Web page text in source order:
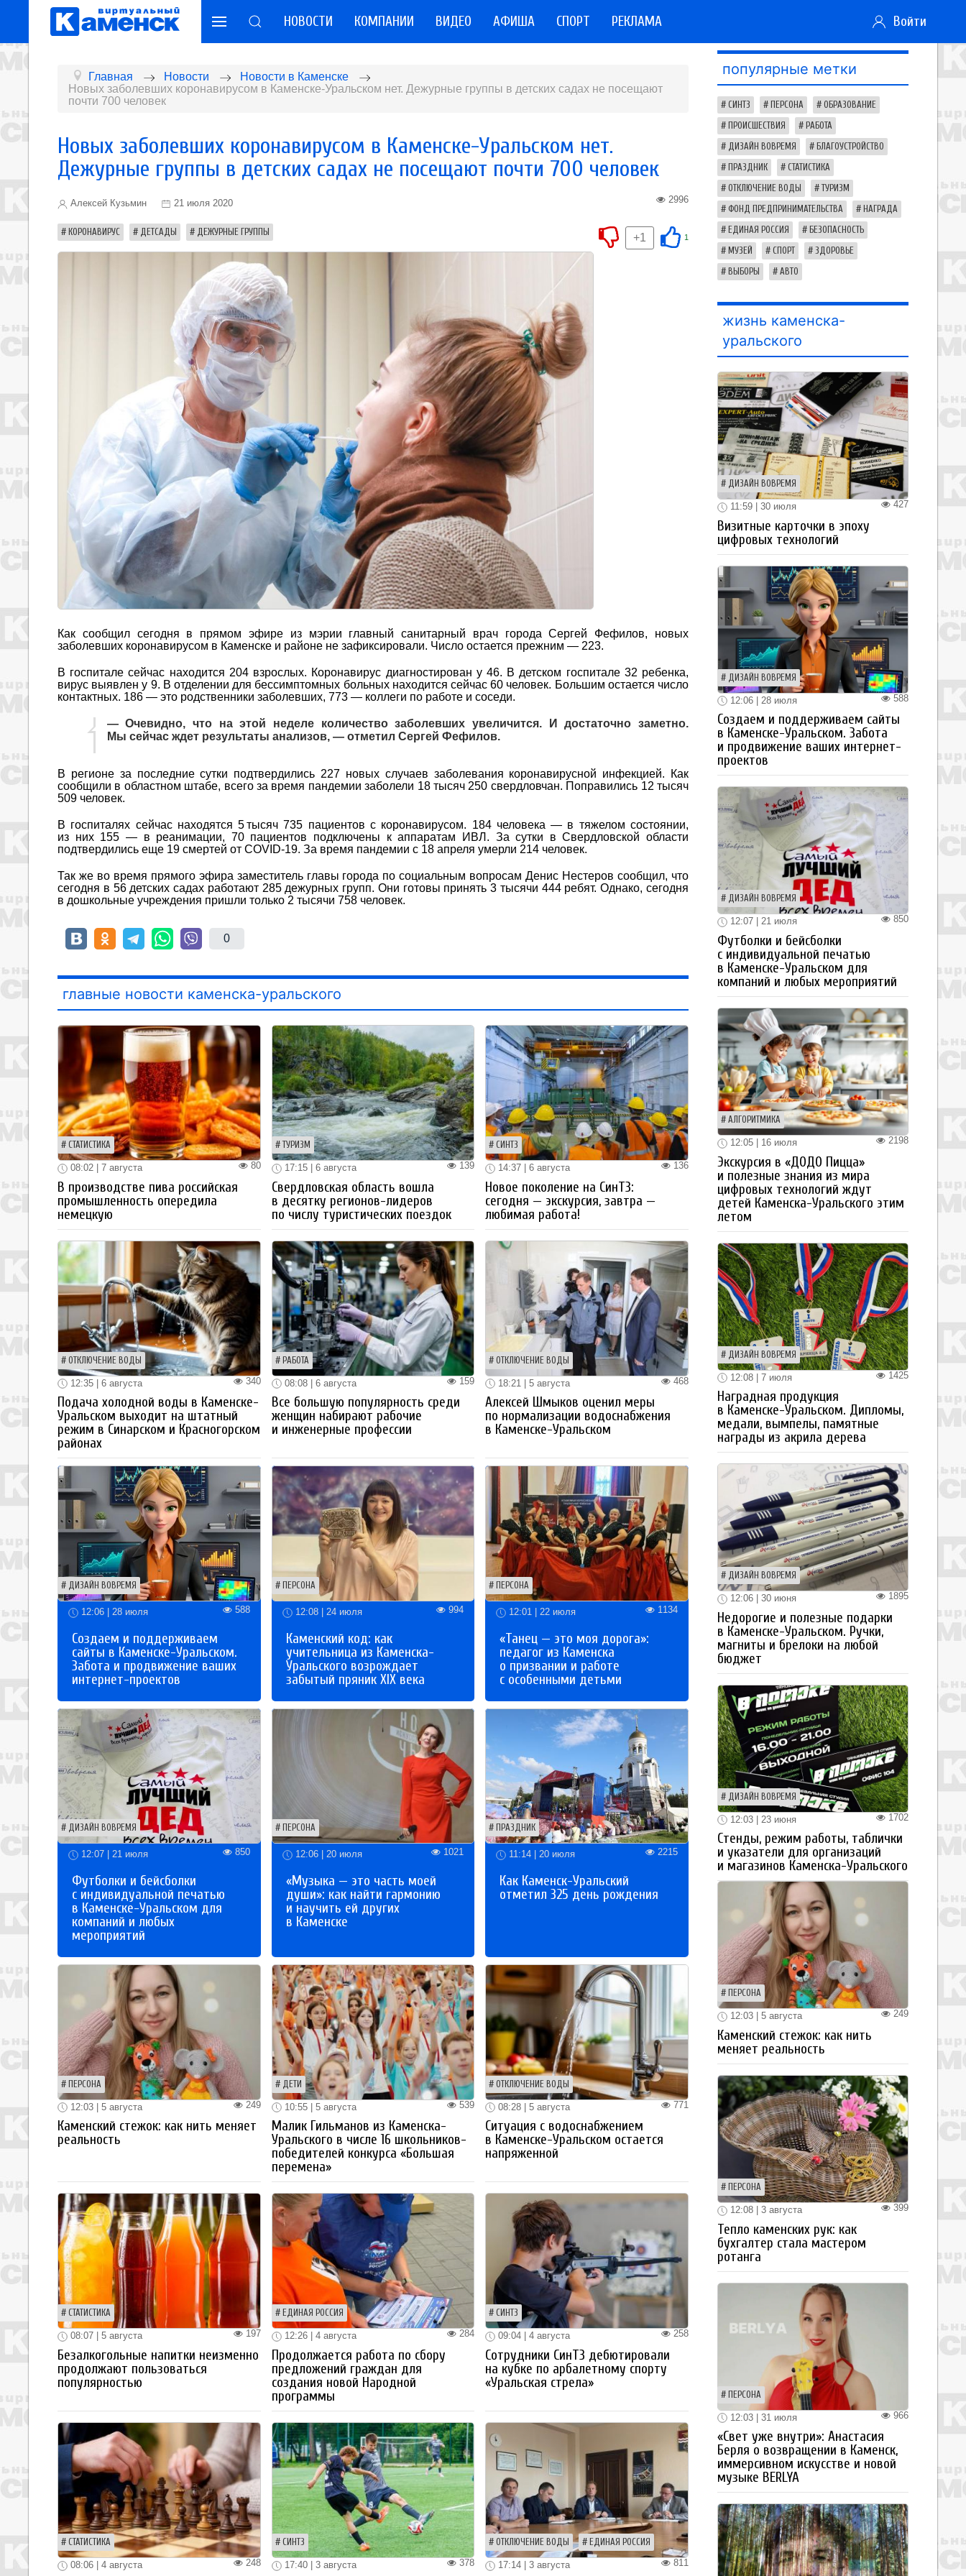
НОВОСТИ КОМПАНИИ ВИДЕО АФИША СПОРТ РЕКЛАМА Войти
Главная Новости
Новости в Каменске
Новых заболевших коронавирусом в Каменске-Уральском нет. Дежурные группы в детских садах не посещают
почти 700 человек
Новых заболевших коронавирусом в Каменске-Уральском нет.
Дежурные группы в детских садах не посещают почти 700 человек
Алексей Кузьмин 21 июля 2020 2996
КОРОНАВИРУС ДЕТСАДЫ ДЕЖУРНЫЕ ГРУППЫ 1
+1
Как сообщил сегодня в прямом эфире из мэрии главный санитарный врач города Сергей Фефилов, новых
заболевших коронавирусом в Каменске и районе не зафиксировали. Число остается прежним — 223.
В госпитале сейчас находится 204 взрослых. Коронавирус диагностирован у 46. В детском госпитале 32 ребенка,
вирус выявлен у 9. В отделении для бессимптомных больных находится сейчас 60 человек. Большим остается число
контактных. 186 — это родственники заболевших, 773 — коллеги по работе и соседи.
— Очевидно, что на этой неделе количество заболевших увеличится. И достаточно заметно.
Мы сейчас ждет результаты анализов, — отметил Сергей Фефилов.
В регионе за последние сутки подтвердились 227 новых случаев заболевания коронавирусной инфекцией. Как
сообщили в областном штабе, всего за время пандемии заболели 18 тысяч 250 свердловчан. Поправились 12 тысяч
509 человек.
В госпиталях сейчас находятся 5 тысяч 735 пациентов с коронавирусом. 184 человека — в тяжелом состоянии,
из них 155 — в реанимации, 70 пациентов подключены к аппаратам ИВЛ. За сутки в Свердловской области
подтвердились еще 19 смертей от COVID-19. За время пандемии с 18 апреля умерли 214 человек.
Так же во время прямого эфира заместитель главы города по социальным вопросам Денис Нестеров сообщил, что
сегодня в 56 детских садах работают 285 дежурных групп. Они готовы принять 3 тысячи 444 ребят. Однако, сегодня
в дошкольные учреждения пришли только 2 тысячи 758 человек.
0
главные новости каменска-уральского
СТАТИСТИКА
80
08:02 | 7 августа
В производстве пива российская
промышленность опередила
немецкую
ТУРИЗМ
139
17:15 | 6 августа
Свердловская область вошла
в десятку регионов-лидеров
по числу туристических поездок
СИНТЗ
136
14:37 | 6 августа
Новое поколение на СинТЗ:
сегодня — экскурсия, завтра —
любимая работа!
ОТКЛЮЧЕНИЕ ВОДЫ
340
12:35 | 6 августа
Подача холодной воды в Каменске-
Уральском выходит на штатный
режим в Синарском и Красногорском
районах
РАБОТА
159
08:08 | 6 августа
Все большую популярность среди
женщин набирают рабочие
и инженерные профессии
ОТКЛЮЧЕНИЕ ВОДЫ
468
18:21 | 5 августа
Алексей Шмыков оценил меры
по нормализации водоснабжения
в Каменске-Уральском
ДИЗАЙН ВОВРЕМЯ
12:06 | 28 июля 588
Создаем и поддерживаем
сайты в Каменске-Уральском.
Забота и продвижение ваших
интернет-проектов
ПЕРСОНА
12:08 | 24 июля 994
Каменский код: как
учительница из Каменска-
Уральского возрождает
забытый пряник XIX века
ПЕРСОНА
12:01 | 22 июля 1134
«Танец — это моя дорога»:
педагог из Каменска
о призвании и работе
с особенными детьми
ДИЗАЙН ВОВРЕМЯ
12:07 | 21 июля 850
Футболки и бейсболки
с индивидуальной печатью
в Каменске-Уральском для
компаний и любых
мероприятий
ПЕРСОНА
12:06 | 20 июля 1021
«Музыка — это часть моей
души»: как найти гармонию
и научить ей других
в Каменске
ПРАЗДНИК
11:14 | 20 июля 2215
Как Каменск-Уральский
отметил 325 день рождения
ПЕРСОНА
249
12:03 | 5 августа
Каменский стежок: как нить меняет
реальность
ДЕТИ
539
10:55 | 5 августа
Малик Гильманов из Каменска-
Уральского в числе 16 школьников-
победителей конкурса «Большая
перемена»
ОТКЛЮЧЕНИЕ ВОДЫ
771
08:28 | 5 августа
Ситуация с водоснабжением
в Каменске-Уральском остается
напряженной
СТАТИСТИКА
197
08:07 | 5 августа
Безалкогольные напитки неизменно
продолжают пользоваться
популярностью
ЕДИНАЯ РОССИЯ
284
12:26 | 4 августа
Продолжается работа по сбору
предложений граждан для
создания новой Народной
программы
СИНТЗ
258
09:04 | 4 августа
Сотрудники СинТЗ дебютировали
на кубке по арбалетному спорту
«Уральская стрела»
СТАТИСТИКА
248
08:06 | 4 августа
СИНТЗ
378
17:40 | 3 августа
ОТКЛЮЧЕНИЕ ВОДЫ ЕДИНАЯ РОССИЯ
811
17:14 | 3 августа
популярные метки
СИНТЗ ПЕРСОНА ОБРАЗОВАНИЕ
ПРОИСШЕСТВИЯ РАБОТА
ДИЗАЙН ВОВРЕМЯ БЛАГОУСТРОЙСТВО
ПРАЗДНИК СТАТИСТИКА
ОТКЛЮЧЕНИЕ ВОДЫ ТУРИЗМ
ФОНД ПРЕДПРИНИМАТЕЛЬСТВА НАГРАДА
ЕДИНАЯ РОССИЯ БЕЗОПАСНОСТЬ
МУЗЕЙ СПОРТ ЗДОРОВЬЕ
ВЫБОРЫ АВТО
жизнь каменска-
уральского
ДИЗАЙН ВОВРЕМЯ
427
11:59 | 30 июля
Визитные карточки в эпоху
цифровых технологий
ДИЗАЙН ВОВРЕМЯ
588
12:06 | 28 июля
Создаем и поддерживаем сайты
в Каменске-Уральском. Забота
и продвижение ваших интернет-
проектов
ДИЗАЙН ВОВРЕМЯ
850
12:07 | 21 июля
Футболки и бейсболки
с индивидуальной печатью
в Каменске-Уральском для
компаний и любых мероприятий
АЛГОРИТМИКА
2198
12:05 | 16 июля
Экскурсия в «ДОДО Пицца»
и полезные знания из мира
цифровых технологий ждут
детей Каменска-Уральского этим
летом
ДИЗАЙН ВОВРЕМЯ
1425
12:08 | 7 июля
Наградная продукция
в Каменске-Уральском. Дипломы,
медали, вымпелы, памятные
награды из акрила дерева
ДИЗАЙН ВОВРЕМЯ
1895
12:06 | 30 июня
Недорогие и полезные подарки
в Каменске-Уральском. Ручки,
магниты и брелоки на любой
бюджет
ДИЗАЙН ВОВРЕМЯ
1702
12:03 | 23 июня
Стенды, режим работы, таблички
и указатели для организаций
и магазинов Каменска-Уральского
ПЕРСОНА
249
12:03 | 5 августа
Каменский стежок: как нить
меняет реальность
ПЕРСОНА
399
12:08 | 3 августа
Тепло каменских рук: как
бухгалтер стала мастером
ротанга
ПЕРСОНА
966
12:03 | 31 июля
«Свет уже внутри»: Анастасия
Берля о возвращении в Каменск,
иммерсивном искусстве и новой
музыке BERLYA